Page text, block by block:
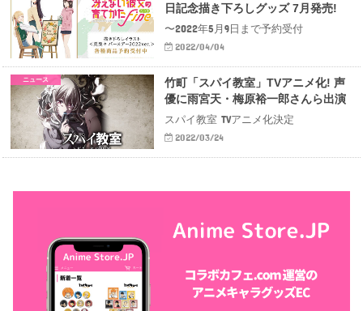
日記念描き下ろしグッズ 7月発売!
〜2022年5月9日まで予約受付
2022/04/04
ニュース
竹町「スパイ教室」TVアニメ化! 声
優に雨宮天・梅原裕一郎さんら出演
スパイ教室 TVアニメ化決定
2022/03/24